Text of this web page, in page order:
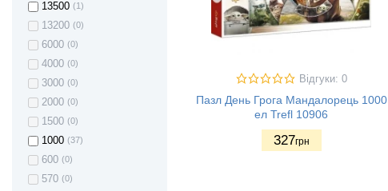
13500 (1)
13200 (0)
6000 (0)
4000 (0)
3000 (0)
2000 (0)
1500 (0)
1000 (37)
600 (0)
570 (0)
Відгуки: 0
Пазл День Грога Мандалорець 1000
ел Trefl 10906
327грн